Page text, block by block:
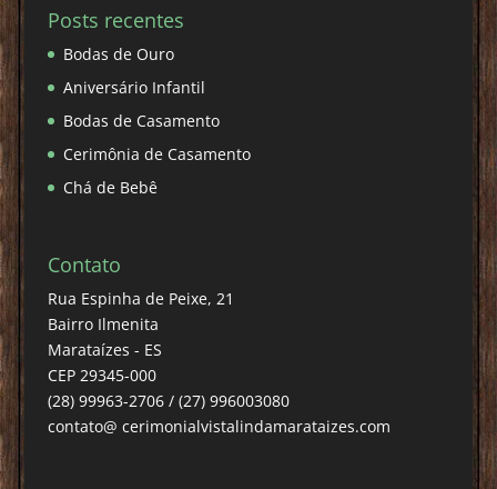
Posts recentes
Bodas de Ouro
Aniversário Infantil
Bodas de Casamento
Cerimônia de Casamento
Chá de Bebê
Contato
Rua Espinha de Peixe, 21
Bairro Ilmenita
Marataízes - ES
CEP 29345-000
(28) 99963-2706 / (27) 996003080
contato@ cerimonialvistalindamarataizes.com